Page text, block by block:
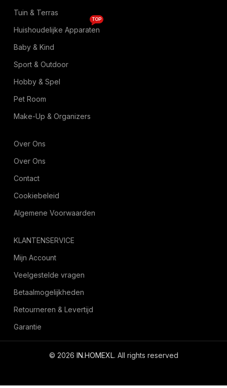
Tuin & Terras
Huishoudelijke Apparaten
TOP
Baby & Kind
Sport & Outdoor
Hobby & Spel
Pet Room
Make-Up & Organizers
Over Ons
Over Ons
Contact
Cookiebeleid
Algemene Voorwaarden
KLANTENSERVICE
Mijn Account
Veelgestelde vragen
Betaalmogelijkheden
Retourneren & Levertijd
Garantie
© 2026 IN.HOMEXL. All rights reserved